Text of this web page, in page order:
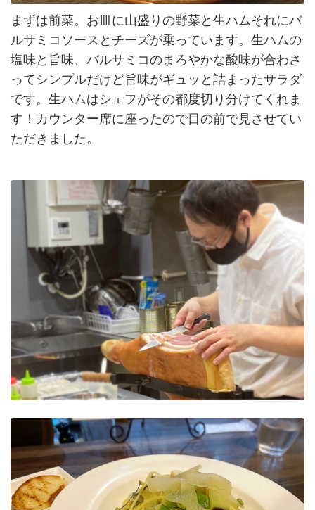
まずは前菜。お皿に山盛りの野菜と生ハムそれにバ
ルサミコソースとチーズが乗っています。生ハムの
塩味と旨味、バルサミコのまろやかな酸味が合わさ
ってシンプルだけど旨味がギュッと詰まったサラダ
です。生ハムはシェフがその都度切り分けてくれま
す！カウンター席に座ったので目の前で見させてい
ただきました。